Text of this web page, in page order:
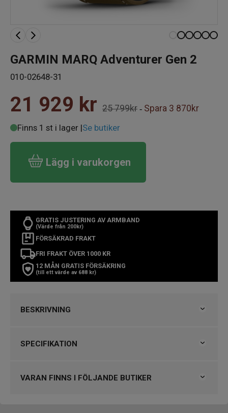
GARMIN MARQ Adventurer Gen 2
010-02648-31
21 929 kr 25 799kr - Spara 3 870kr
Finns 1 st i lager |Se butiker
Lägg i varukorgen
GRATIS JUSTERING AV ARMBAND
(Värde från 200kr)
FÖRSÄKRAD FRAKT
FRI FRAKT ÖVER 1000 KR
12 MÅN GRATIS FÖRSÄKRING
(till ett värde av 688 kr)
BESKRIVNING
Artikelnummer:
SPECIFIKATION
Kollektion
MARQ
VARAN FINNS I FÖLJANDE BUTIKER